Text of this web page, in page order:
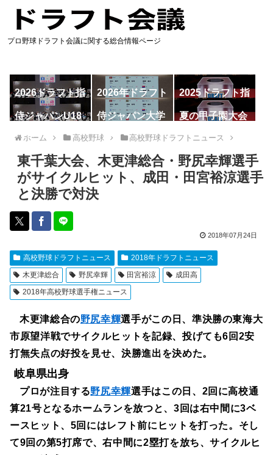
プロ野球ドラフト会議に関する総合情報ページ
2026ドラフト指
名予想
2026年ドラフト
候補
2025ドラフト指
名一覧
侍ジャパンU18
代表
侍ジャパン大学
代表
夏の甲子園大会
ホーム 高校野球 高校野球ドラフトニュース
東千葉大会、木更津総合・野尻幸輝選手
がサイクルヒット、成田・田宮裕涼選手
と決勝で対決
2018年07月24日
高校野球ドラフトニュース
2018年ドラフトニュース
木更津総合
野尻幸輝 田宮裕涼
成田高
2018年高校野球選手権ニュース
木更津総合の野尻幸輝選手がこの日、準決勝の東海大
市原望洋戦でサイクルヒットを記録、投げても6回2安
打無失点の好投を見せ、決勝進出を決めた。
岐阜県出身
プロが注目する野尻幸輝選手はこの日、2回に高校通
算21号となるホームランを放つと、3回は右中間に3ベ
ースヒット、5回にはレフト前にヒットを打った。そし
て9回の第5打席で、右中間に2塁打を放ち、サイクルヒ